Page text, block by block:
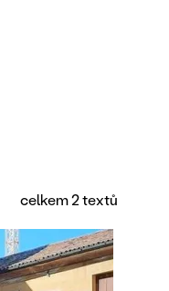
celkem 2 textů